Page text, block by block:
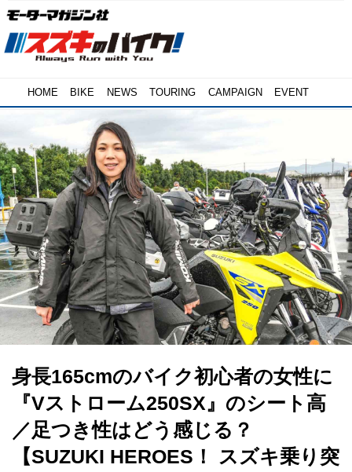
HOME BIKE NEWS TOURING CAMPAIGN EVENT
身長165cmのバイク初心者の女性に
『Vストローム250SX』のシート高
／足つき性はどう感じる？
【SUZUKI HEROES！ スズキ乗り突